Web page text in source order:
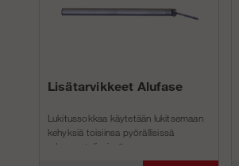
Lisätarvikkeet Alufase
Lukitussokkaa käytetään lukitsemaan
kehyksiä toisiinsa pyörällisissä
rakennustelineissämme.